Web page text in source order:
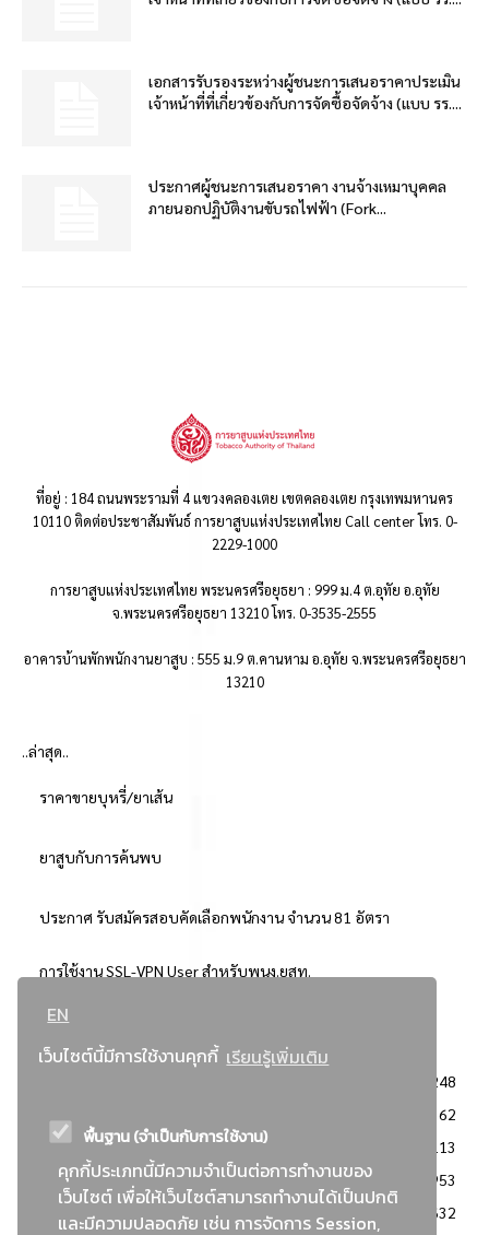
EN
เว็บไซต์นี้มีการใช้งานคุกกี้ เรียนรู้เพิ่มเติม
พื้นฐาน (จำเป็นกับการใช้งาน)
คุกกี้ประเภทนี้มีความจำเป็นต่อการทำงานของ
เว็บไซต์ เพื่อให้เว็บไซต์สามารถทำงานได้เป็นปกติ
และมีความปลอดภัย เช่น การจัดการ Session,
เอกสารรับรองระหว่างผู้ชนะการเสนอราคาประเมิน
เจ้าหน้าที่ที่เกี่ยวข้องกับการจัดซื้อจัดจ้าง (แบบ รร....
ประกาศผู้ชนะการเสนอราคา งานจ้างเหมาบุคคล
ภายนอกปฏิบัติงานขับรถไฟฟ้า (Fork...
ที่อยู่ : 184 ถนนพระรามที่ 4 แขวงคลองเตย เขตคลองเตย กรุงเทพมหานคร
10110 ติดต่อประชาสัมพันธ์ การยาสูบแห่งประเทศไทย Call center โทร. 0-
2229-1000
การยาสูบแห่งประเทศไทย พระนครศรีอยุธยา : 999 ม.4 ต.อุทัย อ.อุทัย
จ.พระนครศรีอยุธยา 13210 โทร. 0-3535-2555
อาคารบ้านพักพนักงานยาสูบ : 555 ม.9 ต.คานหาม อ.อุทัย จ.พระนครศรีอยุธยา
13210
..ล่าสุด..
ราคาขายบุหรี่/ยาเส้น
ยาสูบกับการค้นพบ
ประกาศ รับสมัครสอบคัดเลือกพนักงาน จำนวน 81 อัตรา
การใช้งาน SSL-VPN User สำหรับพนง.ยสท.
..ยอดนิยม..
3248
2362
: วิธีเฉพาะเจาะจง
2113
ข่าวสาร/ประกาศ
1953
: เอกสารส่งเสริมความโปร่งใสในการจัดซื้อจัดจ้าง
1632